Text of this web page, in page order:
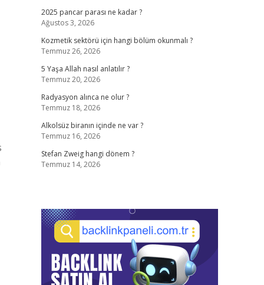
2025 pancar parası ne kadar ?
Ağustos 3, 2026
Kozmetik sektörü için hangi bölüm okunmalı ?
Temmuz 26, 2026
5 Yaşa Allah nasıl anlatılır ?
Temmuz 20, 2026
Radyasyon alınca ne olur ?
Temmuz 18, 2026
Alkolsüz biranın içinde ne var ?
Temmuz 16, 2026
Stefan Zweig hangi dönem ?
Temmuz 14, 2026